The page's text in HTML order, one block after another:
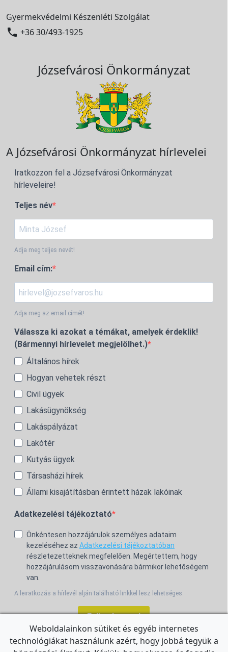
Gyermekvédelmi Készenléti Szolgálat
 +36 30/493-1925
Józsefvárosi Önkormányzat
A Józsefvárosi Önkormányzat hírlevelei
Iratkozzon fel a Józsefvárosi Önkormányzat
hírleveleire!
Teljes név
Adja meg teljes nevét!
Email cím:
Adja meg az email címét!
Válassza ki azokat a témákat, amelyek érdeklik!
(Bármennyi hírlevelet megjelölhet.)
Általános hírek
Hogyan vehetek részt
Civil ügyek
Lakásügynökség
Lakáspályázat
Lakótér
Kutyás ügyek
Társasházi hírek
Állami kisajátításban érintett házak lakóinak
Adatkezelési tájékoztató
Önkéntesen hozzájárulok személyes adataim
kezeléséhez az Adatkezelési tájékoztatóban
részletezetteknek megfelelően. Megértettem, hogy
hozzájárulásom visszavonására bármikor lehetőségem
van.
A leiratkozás a hírlevél alján található linkkel lesz lehetséges.
Feliratkozom!
Weboldalainkon sütiket és egyéb internetes
technológiákat használunk azért, hogy jobbá tegyük a